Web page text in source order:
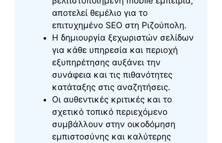
αποτελεί θεμέλιο για το
επιτυχημένο SEO στη Ριζούπολη.
Η δημιουργία ξεχωριστών σελίδων
για κάθε υπηρεσία και περιοχή
εξυπηρέτησης αυξάνει την
συνάφεια και τις πιθανότητες
κατάταξης στις αναζητήσεις.
Οι αυθεντικές κριτικές και το
σχετικό τοπικό περιεχόμενο
συμβάλλουν στην οικοδόμηση
εμπιστοσύνης και καλύτερης